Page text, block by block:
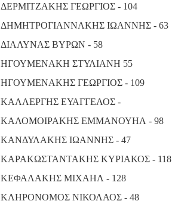
ΔΕΡΜΙΤΖΑΚΗΣ ΓΕΩΡΓΙΟΣ - 104
ΔΗΜΗΤΡΟΓΙΑΝΝΑΚΗΣ ΙΩΑΝΝΗΣ - 63
ΔΙΑΛΥΝΑΣ ΒΥΡΩΝ - 58
ΗΓΟΥΜΕΝΑΚΗ ΣΤΥΛΙΑΝΗ 55
ΗΓΟΥΜΕΝΑΚΗΣ ΓΕΩΡΓΙΟΣ - 109
ΚΑΛΛΕΡΓΗΣ ΕΥΑΓΓΕΛΟΣ -
ΚΑΛΟΜΟΙΡΑΚΗΣ ΕΜΜΑΝΟΥΗΛ - 98
ΚΑΝΔΥΛΑΚΗΣ ΙΩΑΝΝΗΣ - 47
ΚΑΡΑΚΩΣΤΑΝΤΑΚΗΣ ΚΥΡΙΑΚΟΣ - 118
ΚΕΦΑΛΑΚΗΣ ΜΙΧΑΗΛ - 128
ΚΛΗΡΟΝΟΜΟΣ ΝΙΚΟΛΑΟΣ - 48